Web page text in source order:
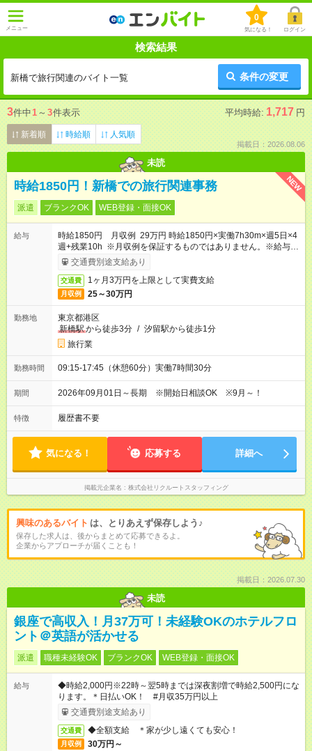
メニュー
0
気になる！ ログイン
検索結果
新橋で旅行関連のバイト一覧 条件の変更
3件中1 ～ 3件表示 平均時給: 1,717 円
新着順 時給順 人気順
掲載日：2026.08.06
未読
NEW
時給1850円！新橋での旅行関連事務
派遣 ブランクOK WEB登録・面接OK
給与
時給1850円 月収例 29万円 時給1850円×実働7h30m×週5日×4
週+残業10h ※月収例を保証するものではありません。※給与即
受取りサービス利用可（利用条件有）
交通費別途支給あり
交通費 1ヶ月3万円を上限として実費支給
月収例 25～30万円
勤務地
東京都港区
新橋駅から徒歩3分 / 汐留駅から徒歩1分
旅行業
勤務時間 09:15-17:45（休憩60分）実働7時間30分
期間 2026年09月01日～長期 ※開始日相談OK ※9月～！
特徴 履歴書不要
気になる！ 応募する 詳細へ
掲載元企業名 株式会社リクルートスタッフィング
興味のあるバイト は、とりあえず保存しよう♪
保存した求人は、後からまとめて応募できるよ。
企業からアプローチが届くことも！
掲載日：2026.07.30
未読
銀座で高収入！月37万可！未経験OKのホテルフロ
ント＠英語が活かせる
派遣 職種未経験OK ブランクOK WEB登録・面接OK
給与
◆時給2,000円※22時～翌5時までは深夜割増で時給2,500円にな
ります。＊日払いOK！ #月収35万円以上
交通費別途支給あり
交通費 ◆全額支給 ＊家が少し遠くても安心！
月収例 30万円～